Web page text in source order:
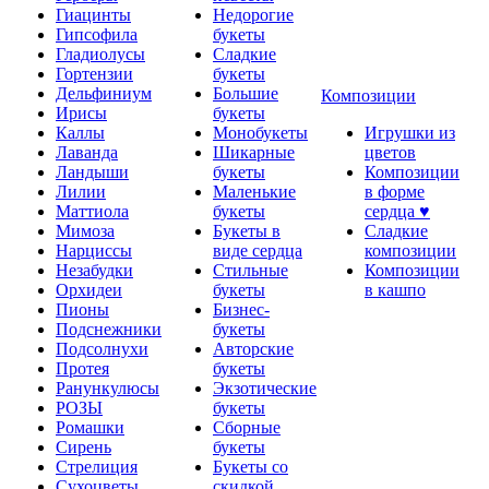
Гиацинты
Гипсофила
Гладиолусы
Гортензии
Дельфиниум
Ирисы
Каллы
Лаванда
Ландыши
Лилии
Маттиола
Мимоза
Нарциссы
Незабудки
Орхидеи
Пионы
Подснежники
Подсолнухи
Протея
Ранункулюсы
РОЗЫ
Ромашки
Сирень
Стрелиция
Недорогие
букеты
Сладкие
букеты
Большие
букеты
Монобукеты
Шикарные
букеты
Маленькие
букеты
Букеты в
виде сердца
Стильные
букеты
Бизнес-
букеты
Авторские
букеты
Экзотические
букеты
Сборные
букеты
Букеты со
Композиции
Игрушки из
цветов
Композиции
в форме
сердца ♥
Сладкие
композиции
Композиции
в кашпо